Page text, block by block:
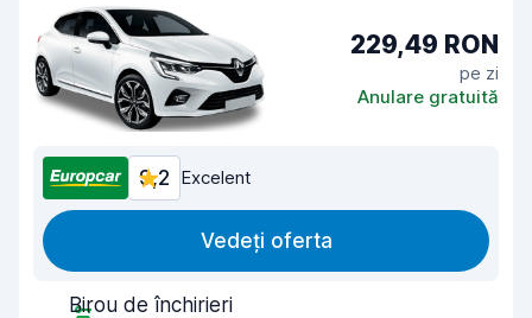
229,49 RON
pe zi
Anulare gratuită
9,2 Excelent
Vedeți oferta
Birou de închirieri